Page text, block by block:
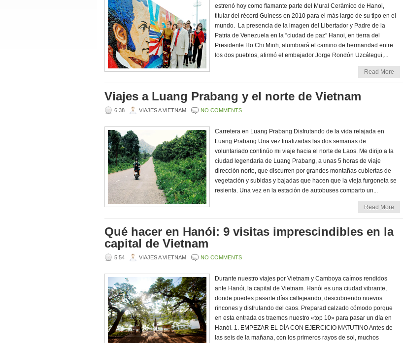
estrenó hoy como flamante parte del Mural Cerámico de Hanoi,
titular del récord Guiness en 2010 para el más largo de su tipo en el
mundo. La presencia de la imagen del Libertador y Padre de la
Patria de Venezuela en la “ciudad de paz” Hanoi, en tierra del
Presidente Ho Chi Minh, alumbrará el camino de hermandad entre
los dos pueblos, afirmó el embajador Jorge Rondón Uzcátegui,...
Read More
Viajes a Luang Prabang y el norte de Vietnam
6:38 VIAJES A VIETNAM NO COMMENTS
Carretera en Luang Prabang Disfrutando de la vida relajada en
Luang Prabang Una vez finalizadas las dos semanas de
voluntariado continúo mi viaje hacia el norte de Laos. Me dirijo a la
ciudad legendaria de Luang Prabang, a unas 5 horas de viaje
dirección norte, que discurren por grandes montañas cubiertas de
vegetación y subidas y bajadas que hacen que la vieja furgoneta se
resienta. Una vez en la estación de autobuses comparto un...
Read More
Qué hacer en Hanói: 9 visitas imprescindibles en la
capital de Vietnam
5:54 VIAJES A VIETNAM NO COMMENTS
Durante nuestro viajes por Vietnam y Camboya caímos rendidos
ante Hanói, la capital de Vietnam. Hanói es una ciudad vibrante,
donde puedes pasarte días callejeando, descubriendo nuevos
rincones y disfrutando del caos. Preparad calzado cómodo porque
en esta entrada os traemos nuestro «top 10» para pasar un día en
Hanói. 1. EMPEZAR EL DÍA CON EJERCICIO MATUTINO Antes de
las seis de la mañana, con los primeros rayos de sol, muchos